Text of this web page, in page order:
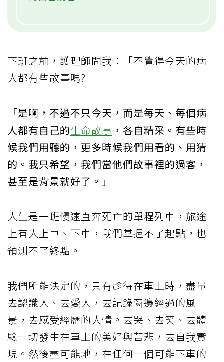
下班之前，護理師問我：「不覺得今天的病
人都有些故事嗎?」
「是啊，不過不只今天，而是每天、每個病
人都有自己的生命故事 ，各自精采。有些時
候我們用聽的，更多時候我們用看的、用猜
的。我只希望，我們當他們故事裡的過客，
甚至是背景就好了。」
人生是一班慢速直奔死亡的單程列車，旅途
上有人上車、下車，我們掌握不了起點，也
預測不了終點。
我們所能決定的，只有趁待在車上時，盡量
去認識人、去愛人，去記錄窗邊經過的風
景，去感受經歷的人情。去哭、去笑、去體
驗一切發生在車上的美好與苦悲，去自我實
現。然後盡可能地，在任何一個可能下車的